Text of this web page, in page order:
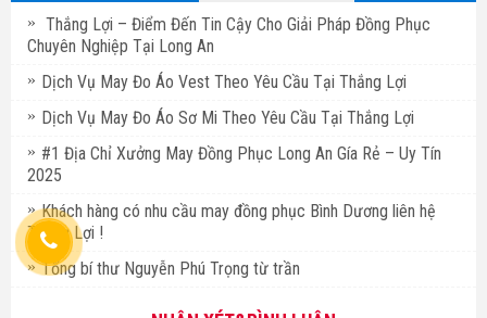
Thắng Lợi – Điểm Đến Tin Cậy Cho Giải Pháp Đồng Phục
Chuyên Nghiệp Tại Long An
Dịch Vụ May Đo Áo Vest Theo Yêu Cầu Tại Thắng Lợi
Dịch Vụ May Đo Áo Sơ Mi Theo Yêu Cầu Tại Thắng Lợi
#1 Địa Chỉ Xưởng May Đồng Phục Long An Gía Rẻ – Uy Tín
2025
Khách hàng có nhu cầu may đồng phục Bình Dương liên hệ
Thắng Lợi !
Tổng bí thư Nguyễn Phú Trọng từ trần